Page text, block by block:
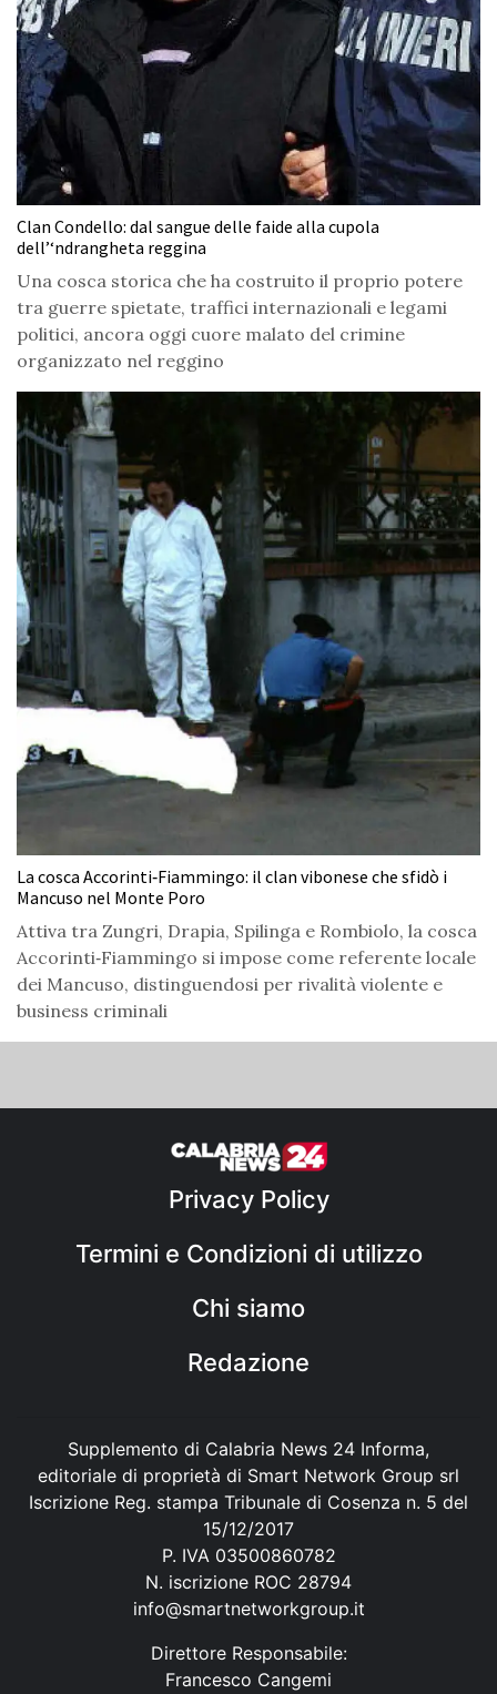
Clan Condello: dal sangue delle faide alla cupola
dell’‘ndrangheta reggina
Una cosca storica che ha costruito il proprio potere
tra guerre spietate, traffici internazionali e legami
politici, ancora oggi cuore malato del crimine
organizzato nel reggino
La cosca Accorinti‑Fiammingo: il clan vibonese che sfidò i
Mancuso nel Monte Poro
Attiva tra Zungri, Drapia, Spilinga e Rombiolo, la cosca
Accorinti‑Fiammingo si impose come referente locale
dei Mancuso, distinguendosi per rivalità violente e
business criminali
Privacy Policy
Termini e Condizioni di utilizzo
Chi siamo
Redazione
Supplemento di Calabria News 24 Informa,
editoriale di proprietà di Smart Network Group srl
Iscrizione Reg. stampa Tribunale di Cosenza n. 5 del
15/12/2017
P. IVA 03500860782
N. iscrizione ROC 28794
info@smartnetworkgroup.it
Direttore Responsabile:
Francesco Cangemi